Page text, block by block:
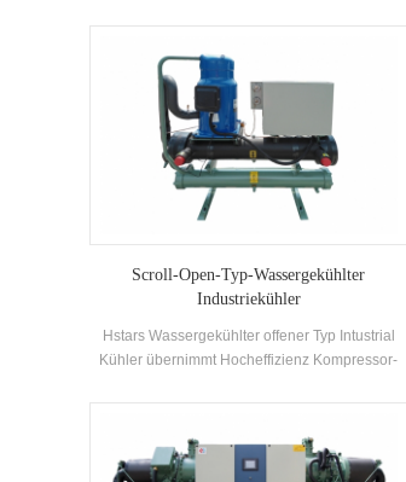
performing, so future-proof that once it’s
installed, you may never have to think about it
again. Low maintance cost.
Scroll-Open-Typ-Wassergekühlter
Industriekühler
Hstars Wassergekühlter offener Typ Intustrial
Kühler übernimmt Hocheffizienz Kompressor-
ausgestattet mit ausgezeichnetem
Kühlkondensator und Verdampfer